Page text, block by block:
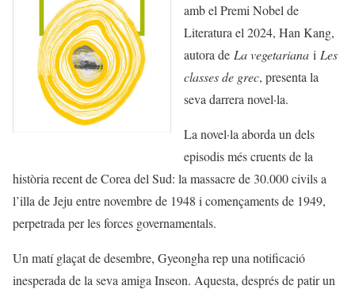
amb el Premi Nobel de
Literatura el 2024, Han Kang,
autora de La vegetariana i Les
classes de grec, presenta la
seva darrera novel·la.
La novel·la aborda un dels
episodis més cruents de la
història recent de Corea del Sud: la massacre de 30.000 civils a
l’illa de Jeju entre novembre de 1948 i començaments de 1949,
perpetrada per les forces governamentals.
Un matí glaçat de desembre, Gyeongha rep una notificació
inesperada de la seva amiga Inseon. Aquesta, després de patir un